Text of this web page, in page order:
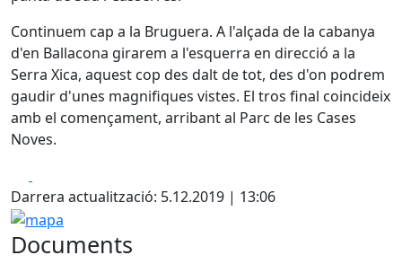
Continuem cap a la Bruguera. A l'alçada de la cabanya
d'en Ballacona girarem a l'esquerra en direcció a la
Serra Xica, aquest cop des dalt de tot, des d'on podrem
gaudir d'unes magnifiques vistes. El tros final coincideix
amb el començament, arribant al Parc de les Cases
Noves.
Darrera actualització: 5.12.2019 | 13:06
mapa
Documents